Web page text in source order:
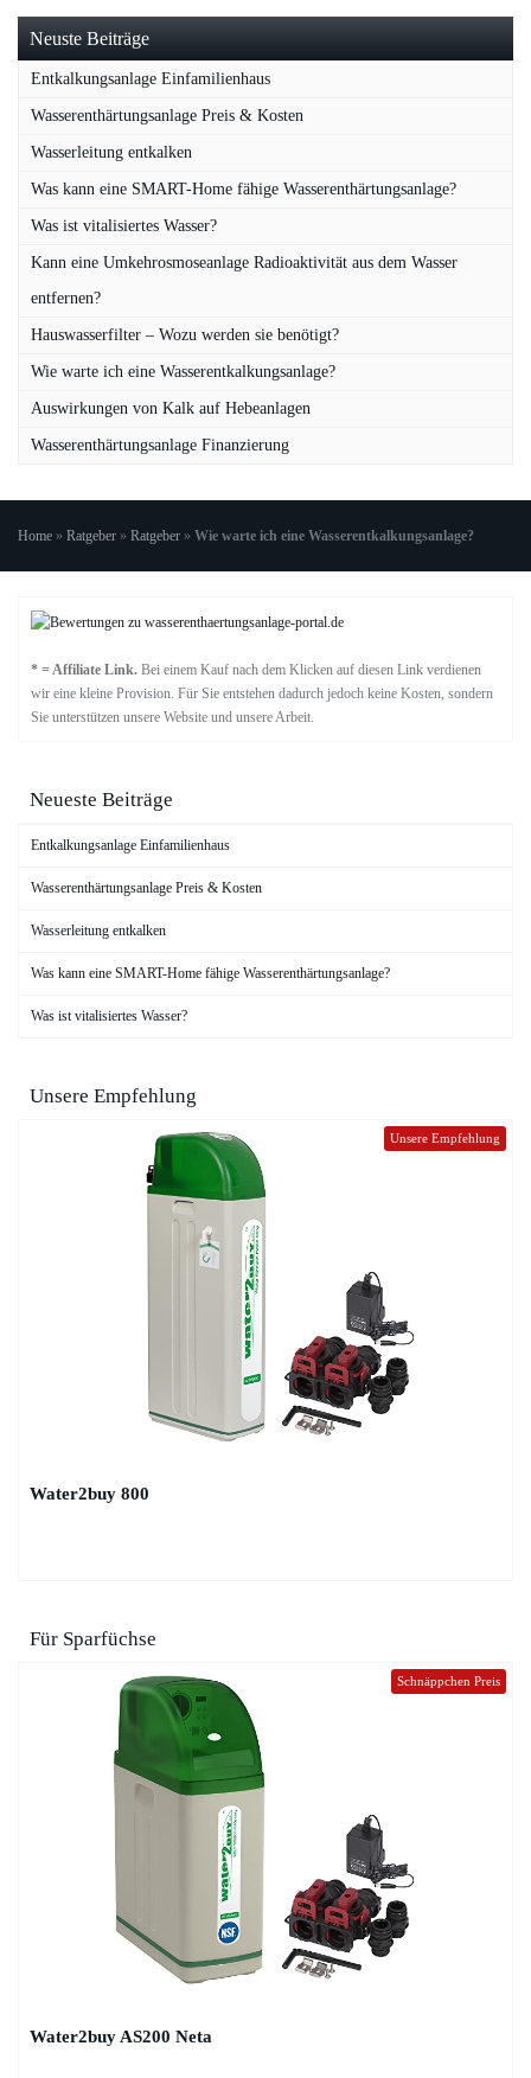
Neuste Beiträge
Entkalkungsanlage Einfamilienhaus
Wasserenthärtungsanlage Preis & Kosten
Wasserleitung entkalken
Was kann eine SMART-Home fähige Wasserenthärtungsanlage?
Was ist vitalisiertes Wasser?
Kann eine Umkehrosmoseanlage Radioaktivität aus dem Wasser
entfernen?
Hauswasserfilter – Wozu werden sie benötigt?
Wie warte ich eine Wasserentkalkungsanlage?
Auswirkungen von Kalk auf Hebeanlagen
Wasserenthärtungsanlage Finanzierung
Home » Ratgeber » Ratgeber » Wie warte ich eine Wasserentkalkungsanlage?
* = Affiliate Link. Bei einem Kauf nach dem Klicken auf diesen Link verdienen
wir eine kleine Provision. Für Sie entstehen dadurch jedoch keine Kosten, sondern
Sie unterstützen unsere Website und unsere Arbeit.
Neueste Beiträge
Entkalkungsanlage Einfamilienhaus
Wasserenthärtungsanlage Preis & Kosten
Wasserleitung entkalken
Was kann eine SMART-Home fähige Wasserenthärtungsanlage?
Was ist vitalisiertes Wasser?
Unsere Empfehlung
Unsere Empfehlung
Water2buy 800
Für Sparfüchse
Schnäppchen Preis
Water2buy AS200 Neta